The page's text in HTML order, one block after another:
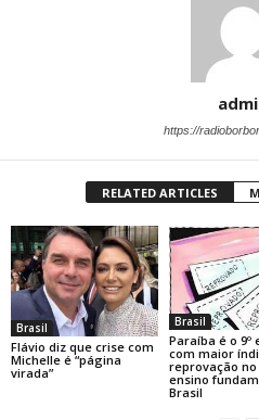
https://
RELATED ARTICLES
Brasil
Flávio diz que crise com
Michelle é “página
virada”
Brasil
Paraíba é o 9º
com maior
reprovação no
ensino
Brasil